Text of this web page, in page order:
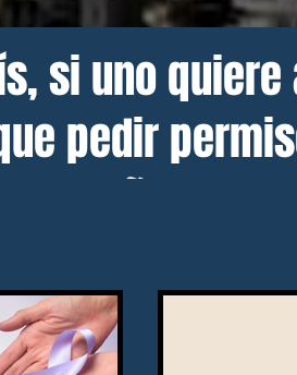
si uno
pedir
niño.